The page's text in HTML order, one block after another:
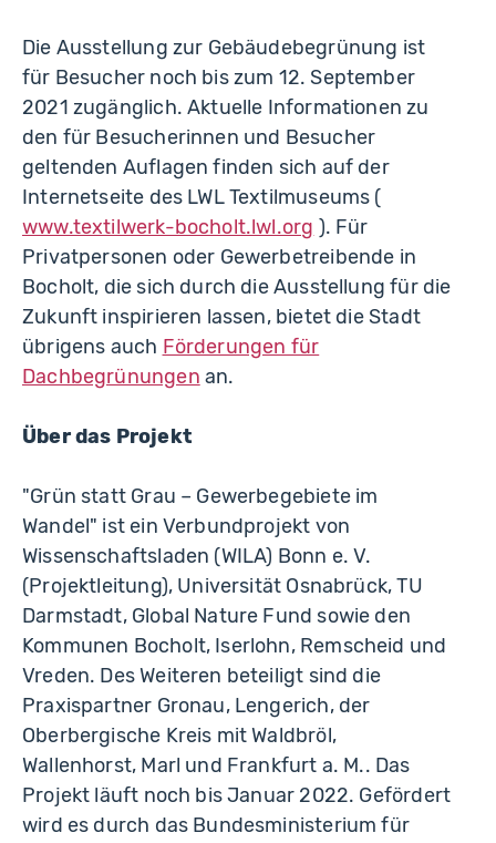
Die Ausstellung zur Gebäudebegrünung ist
für Besucher noch bis zum 12. September
2021 zugänglich. Aktuelle Informationen zu
den für Besucherinnen und Besucher
geltenden Auflagen finden sich auf der
Internetseite des LWL Textilmuseums (
www.textilwerk-bocholt.lwl.org ). Für
Privatpersonen oder Gewerbetreibende in
Bocholt, die sich durch die Ausstellung für die
Zukunft inspirieren lassen, bietet die Stadt
übrigens auch Förderungen für
Dachbegrünungen an.
Über das Projekt
"Grün statt Grau – Gewerbegebiete im
Wandel" ist ein Verbundprojekt von
Wissenschaftsladen (WILA) Bonn e. V.
(Projektleitung), Universität Osnabrück, TU
Darmstadt, Global Nature Fund sowie den
Kommunen Bocholt, Iserlohn, Remscheid und
Vreden. Des Weiteren beteiligt sind die
Praxispartner Gronau, Lengerich, der
Oberbergische Kreis mit Waldbröl,
Wallenhorst, Marl und Frankfurt a. M.. Das
Projekt läuft noch bis Januar 2022. Gefördert
wird es durch das Bundesministerium für